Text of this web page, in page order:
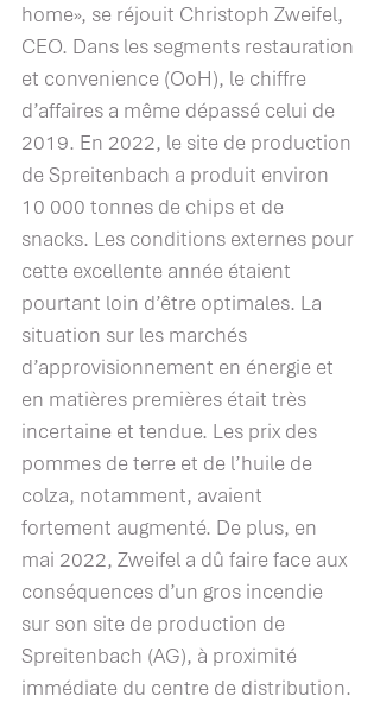
home», se réjouit Christoph Zweifel,
CEO. Dans les segments restauration
et convenience (OoH), le chiffre
d’affaires a même dépassé celui de
2019. En 2022, le site de production
de Spreitenbach a produit environ
10 000 tonnes de chips et de
snacks. Les conditions externes pour
cette excellente année étaient
pourtant loin d’être optimales. La
situation sur les marchés
d’approvisionnement en énergie et
en matières premières était très
incertaine et tendue. Les prix des
pommes de terre et de l’huile de
colza, notamment, avaient
fortement augmenté. De plus, en
mai 2022, Zweifel a dû faire face aux
conséquences d’un gros incendie
sur son site de production de
Spreitenbach (AG), à proximité
immédiate du centre de distribution.